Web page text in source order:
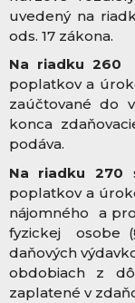
uvedený na
ods. 17 zákona.
Na riadku 260
poplatkov a
zaúčtované do
konca
podáva.
Na riadku 270
poplatkov a
nájomného a
fyzickej osobe
daňových
obdobiach z
zaplatené v